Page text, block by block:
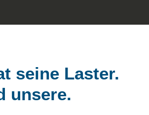
seine Laster.
unsere.